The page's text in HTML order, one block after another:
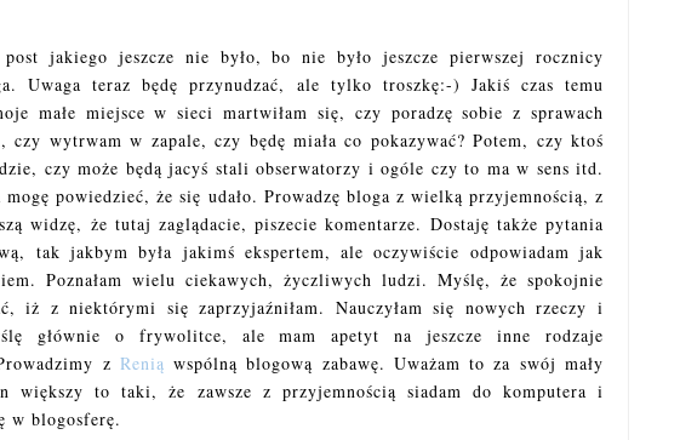
jakiego jeszcze nie było, bo nie było jeszcze pierwszej rocznicy
Uwaga teraz będę przynudzać, ale tylko troszkę:-) Jakiś czas temu
małe miejsce w sieci martwiłam się, czy poradzę sobie z sprawach
czy wytrwam w zapale, czy będę miała co pokazywać? Potem, czy ktoś
czy może będą jacyś stali obserwatorzy i ogóle czy to ma w sens itd.
powiedzieć, że się udało. Prowadzę bloga z wielką przyjemnością, z
widzę, że tutaj zaglądacie, piszecie komentarze. Dostaję także pytania
tak jakbym była jakimś ekspertem, ale oczywiście odpowiadam jak
Poznałam wielu ciekawych, życzliwych ludzi. Myślę, że spokojnie
iż z niektórymi się zaprzyjaźniłam. Nauczyłam się nowych rzeczy i
głównie o frywolitce, ale mam apetyt na jeszcze inne rodzaje
z Renią wspólną blogową zabawę. Uważam to za swój mały
większy to taki, że zawsze z przyjemnością siadam do komputera i
w blogosferę.